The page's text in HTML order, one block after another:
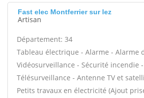
Fast elec Montferrier sur lez
Artisan
Département: 34
Tableau électrique - Alarme - Alarme
Vidéosurveillance - Sécurité incendie
Télésurveillance - Antenne TV et
Petits travaux en électricité (Ajout